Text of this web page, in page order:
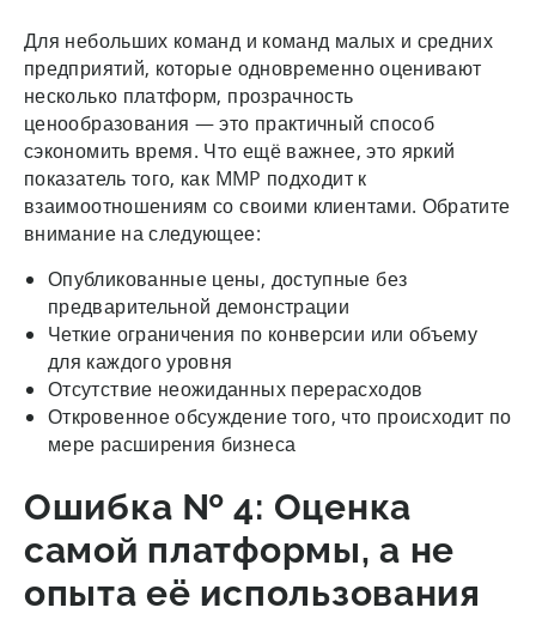
Для небольших команд и команд малых и средних
предприятий, которые одновременно оценивают
несколько платформ, прозрачность
ценообразования — это практичный способ
сэкономить время. Что ещё важнее, это яркий
показатель того, как MMP подходит к
взаимоотношениям со своими клиентами. Обратите
внимание на следующее:
Опубликованные цены, доступные без
предварительной демонстрации
Четкие ограничения по конверсии или объему
для каждого уровня
Отсутствие неожиданных перерасходов
Откровенное обсуждение того, что происходит по
мере расширения бизнеса
Ошибка № 4: Оценка
самой платформы, а не
опыта её использования